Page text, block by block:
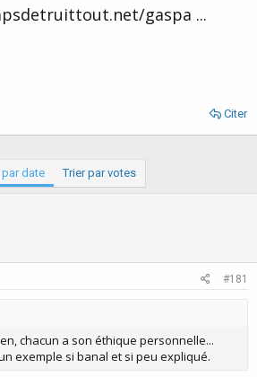
gaspa ...
Citer
par date Trier par votes
#181
chacun a son éthique personnelle...
exemple si banal et si peu expliqué.